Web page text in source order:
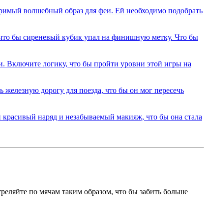
по мячам таким образом, что бы забить больше